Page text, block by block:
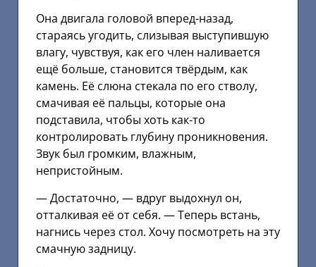
Она двигала головой вперед-назад,
стараясь угодить, слизывая выступившую
влагу, чувствуя, как его член наливается
ещё больше, становится твёрдым, как
камень. Её слюна стекала по его стволу,
смачивая её пальцы, которые она
подставила, чтобы хоть как-то
контролировать глубину проникновения.
Звук был громким, влажным,
непристойным.
— Достаточно, — вдруг выдохнул он,
отталкивая её от себя. — Теперь встань,
нагнись через стол. Хочу посмотреть на эту
смачную задницу.